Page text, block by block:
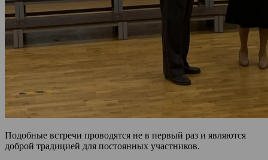
Подобные встречи проводятся не в первый раз и являются
доброй традицией для постоянных участников.